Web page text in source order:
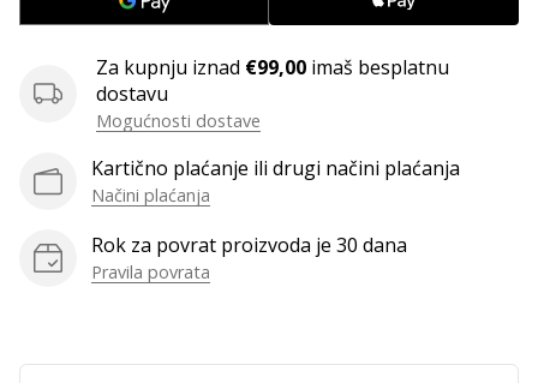
nas?
se
ambasador.
Prikaži
Za kupnju iznad €99,00 imaš besplatnu
dostavu
Mogućnosti dostave
Kartično plaćanje ili drugi načini plaćanja
Načini plaćanja
Rok za povrat proizvoda je 30 dana
Pravila povrata